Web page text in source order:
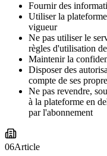
Fournir des
Utiliser la
vigueur
Ne pas utiliser le
règles d'utilisation
Maintenir la
Disposer des
compte de ses
Ne pas revendre,
à la plateforme en
par l'abonnement
06Article